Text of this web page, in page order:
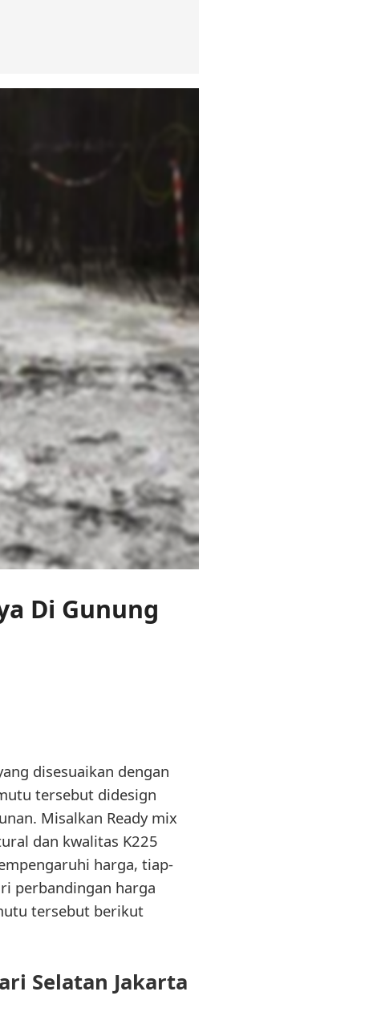
Di Gunung
disesuaikan dengan
tersebut didesign
Misalkan Ready mix
dan kwalitas K225
harga, tiap-
perbandingan harga
tersebut berikut
Selatan Jakarta